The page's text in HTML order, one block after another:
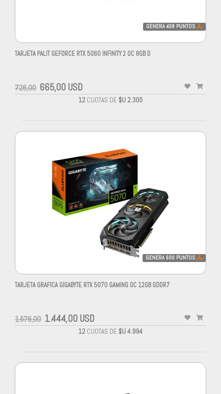
GENERA408 PUNTOS
TARJETA PALIT GEFORCE RTX 5060 INFINITY 2 OC 8GB D
726,00 665,00 USD
12 CUOTAS DE $U 2.300
GENERA 600 PUNTOS
TARJETA GRAFICA GIGABYTE RTX 5070 GAMING OC 12GB GDDR7
1.576,00 1.444,00 USD
12 CUOTAS DE $U 4.994